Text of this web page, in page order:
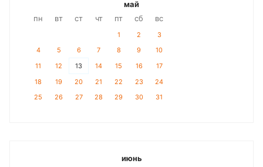
май
пн
вт ст чт пт сб вс
1 2
3
4
5 6 7 8 9
10
11
12 13 14 15 16
17
18
19 20 21 22 23
24
25
26 27 28 29 30 31
июнь